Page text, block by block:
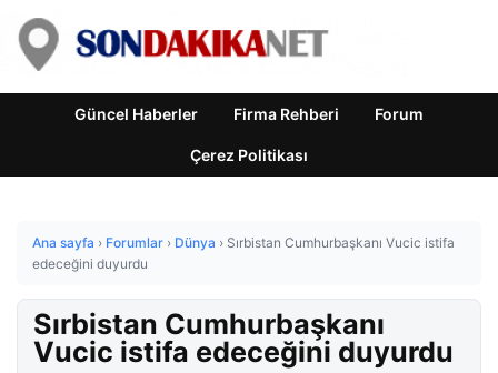
Güncel Haberler Firma Rehberi Forum
Çerez Politikası
Ana sayfa › Forumlar › Dünya › Sırbistan Cumhurbaşkanı Vucic istifa
edeceğini duyurdu
Sırbistan Cumhurbaşkanı
Vucic istifa edeceğini duyurdu